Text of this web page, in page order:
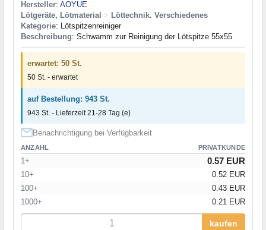
Hersteller: AOYUE
Lötgeräte, Lötmaterial > Löttechnik. Verschiedenes
Kategorie: Lötspitzenreiniger
Beschreibung: Schwamm zur Reinigung der Lötspitze 55x55
erwartet: 50 St.
50 St. - erwartet
auf Bestellung: 943 St.
943 St. - Lieferzeit 21-28 Tag (e)
Benachrichtigung bei Verfügbarkeit
ANZAHL PRIVATKUNDE
1+ 0.57 EUR
10+
0.52 EUR
100+
0.43 EUR
1000+
0.21 EUR
kaufen